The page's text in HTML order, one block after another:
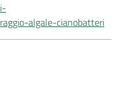
algale-cianobatteri